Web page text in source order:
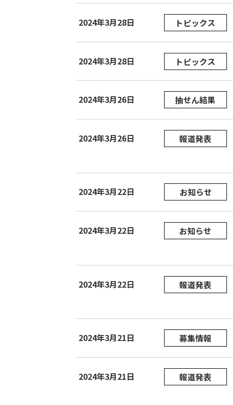
2024年3月28日 トピックス
2024年3月28日 トピックス
2024年3月26日 抽せん結果
2024年3月26日 報道発表
2024年3月22日 お知らせ
2024年3月22日 お知らせ
2024年3月22日 報道発表
2024年3月21日 募集情報
2024年3月21日 報道発表